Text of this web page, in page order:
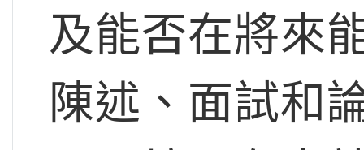
及能否在將來
陳述、面試和